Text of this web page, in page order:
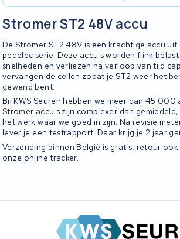
Stromer ST2 48V accu
De Stromer ST2 48V is een krachtige accu uit
pedelec serie. Deze accu's worden flink
snelheden en verliezen na verloop van tijd
vervangen de cellen zodat je ST2 weer het
gewend bent.
Bij KWS Seuren hebben we meer dan 45.000
Stromer accu's zijn complexer dan
het werk waar we goed in zijn. Na revisie
lever je een testrapport. Daar krijg je 2 jaar
Verzending binnen België is gratis, retour
onze online tracker.